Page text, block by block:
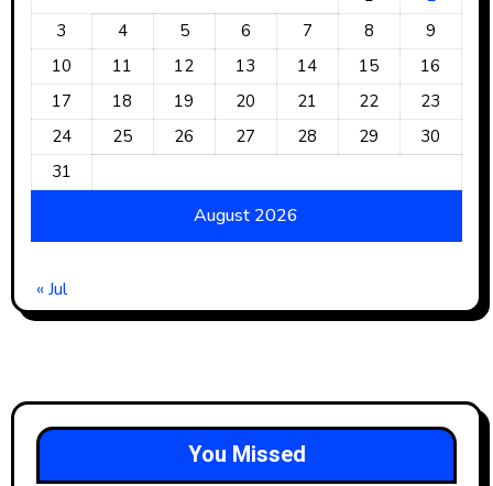
August 2026
3
4 5 6 7 8
9
10
11 12 13 14 15
16
17
18 19 20 21 22
23
24
25 26 27 28 29
30
31
« Jul
You Missed